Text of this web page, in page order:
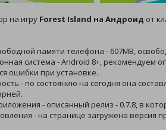
на игру Forest Island на Андроид от
памяти телефона - 607MB,
система - Android 8+, рекомендуем
ошибки при установке.
- по состоянию на сегодня она
- описанный релиз - 0.7.8, в
- на странице загружена версия